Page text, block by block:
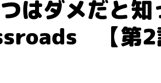
はダメだと
【第2